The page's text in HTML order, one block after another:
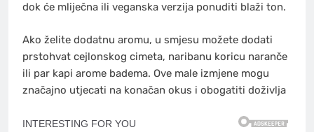
dok će mliječna ili veganska verzija ponuditi blaži ton.
Ako želite dodatnu aromu, u smjesu možete dodati
prstohvat cejlonskog cimeta, naribanu koricu naranče
ili par kapi arome badema. Ove male izmjene mogu
značajno utjecati na konačan okus i obogatiti doživlja